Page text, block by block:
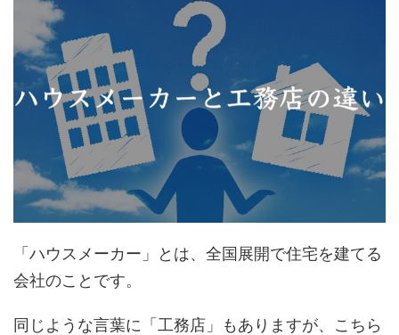
「ハウスメーカー」とは、全国展開で住宅を建てる
会社のことです。
同じような言葉に「工務店」もありますが、こちら